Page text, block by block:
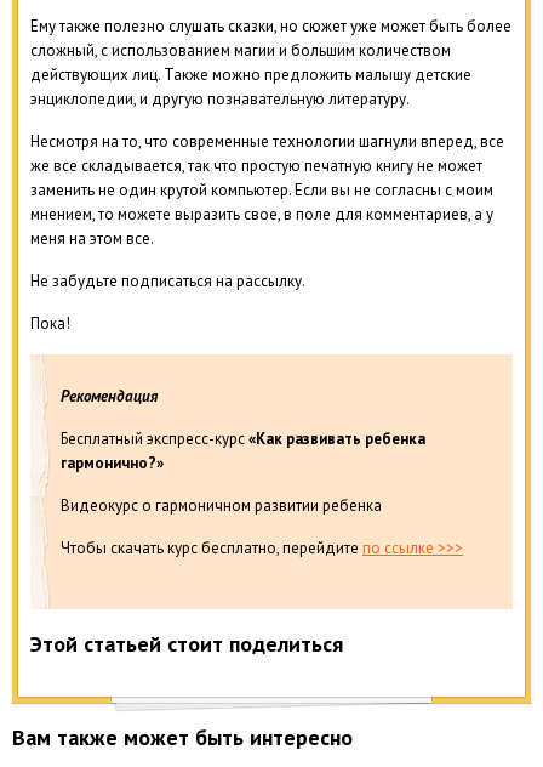
Ему также полезно слушать сказки, но сюжет уже может быть более
сложный, с использованием магии и большим количеством
действующих лиц. Также можно предложить малышу детские
энциклопедии, и другую познавательную литературу.
Несмотря на то, что современные технологии шагнули вперед, все
же все складывается, так что простую печатную книгу не может
заменить не один крутой компьютер. Если вы не согласны с моим
мнением, то можете выразить свое, в поле для комментариев, а у
меня на этом все.
Не забудьте подписаться на рассылку.
Пока!
Рекомендация
Бесплатный экспресс-курс«Как развивать ребенка
гармонично?»
Видеокурс о гармоничном развитии ребенка
Чтобы скачать курс бесплатно, перейдите по ссылке >>>
Этой статьей стоит поделиться
Вам также может быть интересно